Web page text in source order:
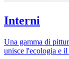
Interni
Una gamma di
unisce l'ecologia e